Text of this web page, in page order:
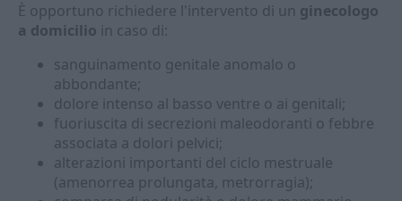
È opportuno richiedere l'intervento di un ginecologo
a domicilio in caso di:
sanguinamento genitale anomalo o
abbondante;
dolore intenso al basso ventre o ai genitali;
fuoriuscita di secrezioni maleodoranti o febbre
associata a dolori pelvici;
alterazioni importanti del ciclo mestruale
(amenorrea prolungata, metrorragia);